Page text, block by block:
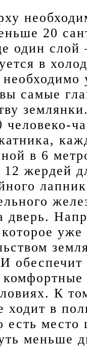
20
один слой
в
самые
человеко-
в 6
12 жердей
дверь.
К
ходит в
есть
меньше